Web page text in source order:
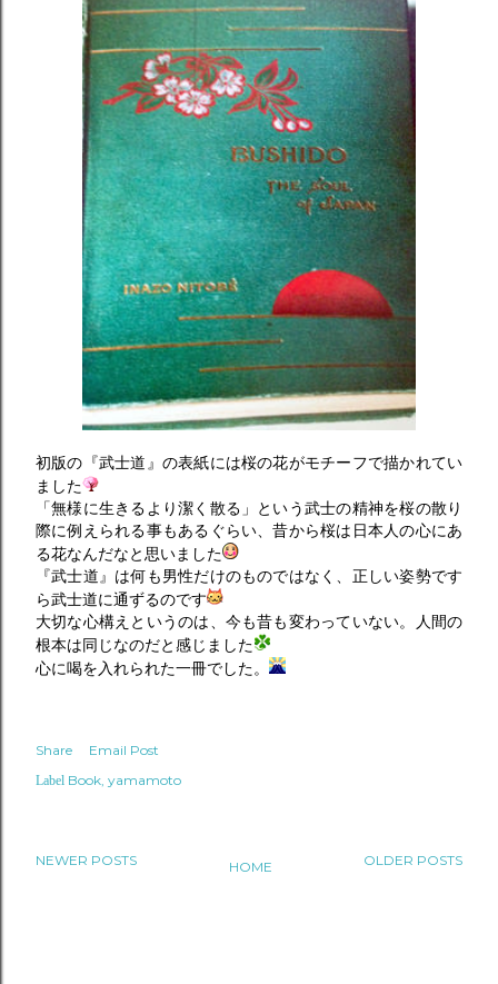
初版の『武士道』の表紙には桜の花がモチーフで描かれてい
ました
「無様に生きるより潔く散る」という武士の精神を桜の散り
際に例えられる事もあるぐらい、昔から桜は日本人の心にあ
る花なんだなと思いました
『武士道』は何も男性だけのものではなく、正しい姿勢です
ら武士道に通ずるのです
大切な心構えというのは、今も昔も変わっていない。人間の
根本は同じなのだと感じました
心に喝を入れられた一冊でした。
Share Email Post
Label Book yamamoto
NEWER POSTS OLDER POSTS
HOME